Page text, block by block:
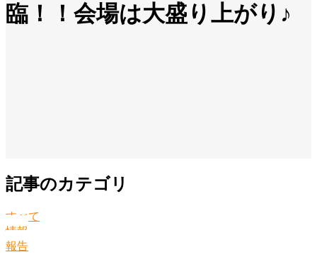
臨！！会場は大盛り上がり♪
記事のカテゴリ
すべて
情報
報告